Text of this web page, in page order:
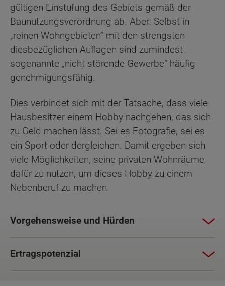
gültigen Einstufung des Gebiets gemäß der
Baunutzungsverordnung ab. Aber: Selbst in
„reinen Wohngebieten“ mit den strengsten
diesbezüglichen Auflagen sind zumindest
sogenannte „nicht störende Gewerbe“ häufig
genehmigungsfähig.
Dies verbindet sich mit der Tatsache, dass viele
Hausbesitzer einem Hobby nachgehen, das sich
zu Geld machen lässt. Sei es Fotografie, sei es
ein Sport oder dergleichen. Damit ergeben sich
viele Möglichkeiten, seine privaten Wohnräume
dafür zu nutzen, um dieses Hobby zu einem
Nebenberuf zu machen.
Vorgehensweise und Hürden
Ertragspotenzial